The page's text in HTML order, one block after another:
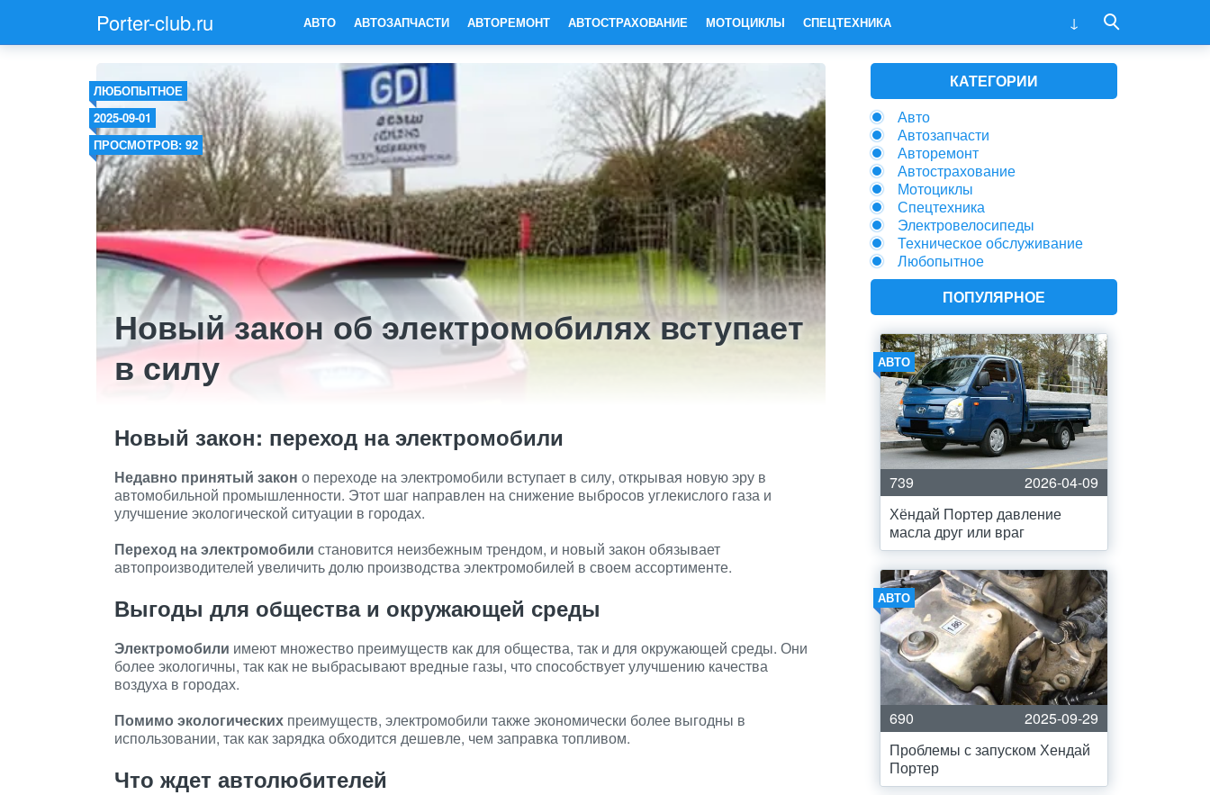
Porter-club.ru АВТО АВТОЗАПЧАСТИ АВТОРЕМОНТ АВТОСТРАХОВАНИЕ МОТОЦИКЛЫ СПЕЦТЕХНИКА
ЛЮБОПЫТНОЕ
2025-09-01
ПРОСМОТРОВ: 92
Новый закон об электромобилях вступает
в силу
Новый закон: переход на электромобили
Недавно принятый закон о переходе на электромобили вступает в силу, открывая новую эру в
автомобильной промышленности. Этот шаг направлен на снижение выбросов углекислого газа и
улучшение экологической ситуации в городах.
Переход на электромобили становится неизбежным трендом, и новый закон обязывает
автопроизводителей увеличить долю производства электромобилей в своем ассортименте.
Выгоды для общества и окружающей среды
Электромобили имеют множество преимуществ как для общества, так и для окружающей среды. Они
более экологичны, так как не выбрасывают вредные газы, что способствует улучшению качества
воздуха в городах.
Помимо экологических преимуществ, электромобили также экономически более выгодны в
использовании, так как зарядка обходится дешевле, чем заправка топливом.
Что ждет автолюбителей
КАТЕГОРИИ
Авто
Автозапчасти
Авторемонт
Автострахование
Мотоциклы
Спецтехника
Электровелосипеды
Техническое обслуживание
Любопытное
ПОПУЛЯРНОЕ
АВТО
739
2026-04-09
Хёндай Портер давление
масла друг или враг
АВТО
690
2025-09-29
Проблемы с запуском Хендай
Портер